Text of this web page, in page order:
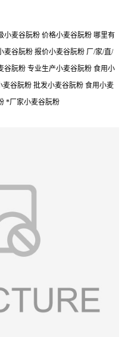
小麦谷朊粉 价格小麦谷朊粉 哪里有
麦谷朊粉 报价小麦谷朊粉 厂/家/直/
谷朊粉 专业生产小麦谷朊粉 食用小
谷朊粉 批发小麦谷朊粉 食用小麦
*厂家小麦谷朊粉